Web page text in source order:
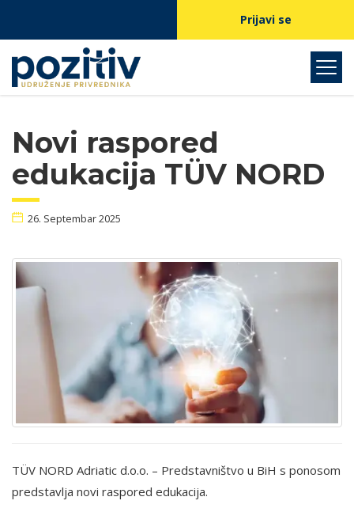
Prijavi se
Novi raspored
edukacija TÜV NORD
26. Septembar 2025
TÜV NORD Adriatic d.o.o. – Predstavništvo u BiH s ponosom
predstavlja novi raspored edukacija.